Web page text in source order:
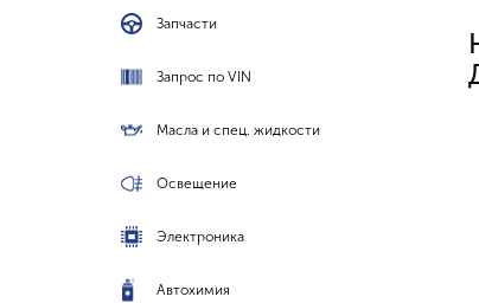
Запчасти
Запрос по VIN
Масла и спец. жидкости
Освещение
Электроника
Автохимия